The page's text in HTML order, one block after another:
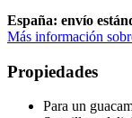
España: envío
Más información
Propiedades
Para un